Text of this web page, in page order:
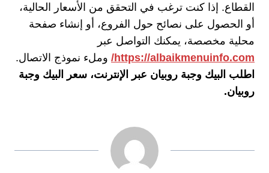
القطاع. إذا كنت ترغب في التحقق من الأسعار الحالية،
أو الحصول على نصائح حول الفروع، أو إنشاء صفحة
محلية مخصصة، يمكنك التواصل عبر
https://albaikmenuinfo.com/ وملء نموذج الاتصال.
اطلب البيك وجبة روبيان عبر الإنترنت، سعر البيك وجبة
روبيان.